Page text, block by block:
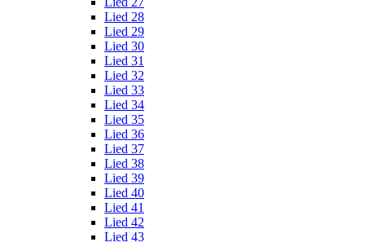
Lied 28
Lied 29
Lied 30
Lied 31
Lied 32
Lied 33
Lied 34
Lied 35
Lied 36
Lied 37
Lied 38
Lied 39
Lied 40
Lied 41
Lied 42
Lied 43